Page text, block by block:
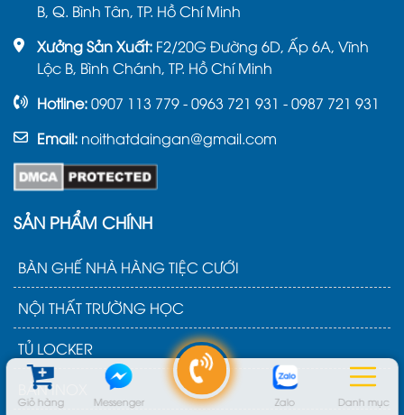
Giỏ hàng Messenger Zalo Danh mục
B, Q. Bình Tân, TP. Hồ Chí Minh
Xưởng Sản Xuất: F2/20G Đường 6D, Ấp 6A, Vĩnh
Lộc B, Bình Chánh, TP. Hồ Chí Minh
Hotline:0907 113 779 - 0963 721 931 - 0987 721 931
Email: noithatdaingan@gmail.com
SẢN PHẨM CHÍNH
BÀN GHẾ NHÀ HÀNG TIỆC CƯỚI
NỘI THẤT TRƯỜNG HỌC
TỦ LOCKER
BÀN INOX